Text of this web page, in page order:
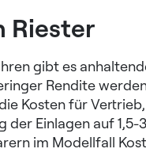
Riester
gibt es
Rendite
Kosten für
der Einlagen auf 1,5-
im Modellfall